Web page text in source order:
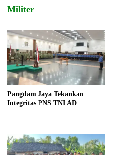
Militer
Pangdam Jaya Tekankan
Integritas PNS TNI AD